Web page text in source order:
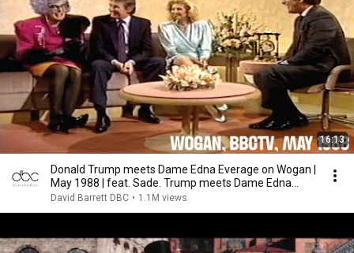
16:13
Donald Trump meets Dame Edna Everage on Wogan |
May 1988 | feat. Sade. Trump meets Dame Edna
BBCTV
David Barrett DBC • 1.1M views